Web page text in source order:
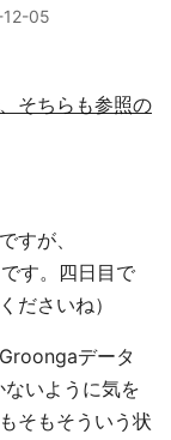
05
そちらも参照の
すが、
す。四日目で
ださいね）
Groongaデータ
いように気を
そもそういう状